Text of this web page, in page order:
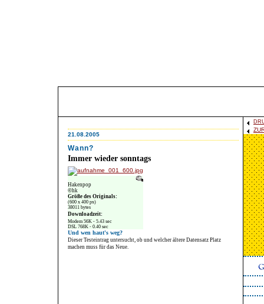
21.08.2005
Wann?
Immer wieder sonntags
Hakenpop
©hk
Größe des Originals:
(600 x 400 px)
38011 bytes
Downloadzeit:
Modem 56K - 5.43 sec
DSL 768K - 0.40 sec
Und wen haut's weg?
Dieser Testeintrag untersucht, ob und welcher ältere Datensatz Platz
machen muss für das Neue.